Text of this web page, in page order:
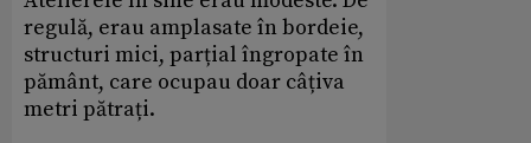
regulă, erau amplasate în bordeie,
structuri mici, parțial îngropate în
pământ, care ocupau doar câțiva
metri pătrați.